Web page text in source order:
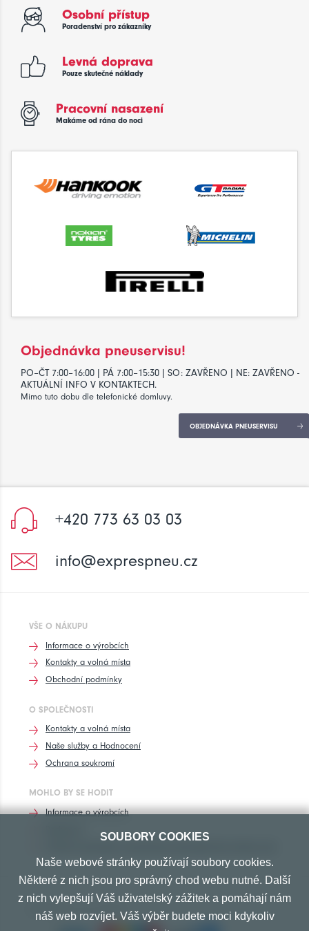
Osobní přístup
Poradenství pro zákazníky
Levná doprava
Pouze skutečné náklady
Pracovní nasazení
Makáme od rána do noci
Objednávka pneuservisu!
PO–ČT 7:00–16:00 | PÁ 7:00–15:30 | SO: ZAVŘENO | NE: ZAVŘENO -
AKTUÁLNÍ INFO V KONTAKTECH.
Mimo tuto dobu dle telefonické domluvy.
OBJEDNÁVKA PNEUSERVISU
+420 773 63 03 03
info@exprespneu.cz
VŠE O NÁKUPU
Informace o výrobcích
Kontakty a volná místa
Obchodní podmínky
O SPOLEČNOSTI
Kontakty a volná místa
Naše služby a Hodnocení
Ochrana soukromí
MOHLO BY SE HODIT
Informace o výrobcích
PŘIJÍMÁME TYTO PLATBY
SOUBORY COOKIES
Naše webové stránky používají soubory cookies.
Některé z nich jsou pro správný chod webu nutné. Další
z nich vylepšují Váš uživatelský zážitek a pomáhají nám
náš web rozvíjet. Váš výběr budete moci kdykoliv